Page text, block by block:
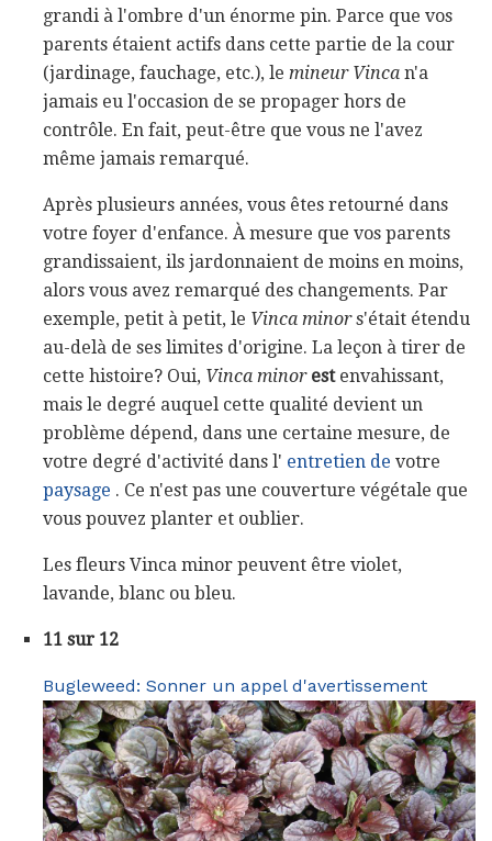
grandi à l'ombre d'un énorme pin. Parce que vos
parents étaient actifs dans cette partie de la cour
(jardinage, fauchage, etc.), le mineur Vinca n'a
jamais eu l'occasion de se propager hors de
contrôle. En fait, peut-être que vous ne l'avez
même jamais remarqué.
Après plusieurs années, vous êtes retourné dans
votre foyer d'enfance. À mesure que vos parents
grandissaient, ils jardonnaient de moins en moins,
alors vous avez remarqué des changements. Par
exemple, petit à petit, le Vinca minors'était étendu
au-delà de ses limites d'origine. La leçon à tirer de
cette histoire? Oui, Vinca minor estenvahissant,
mais le degré auquel cette qualité devient un
problème dépend, dans une certaine mesure, de
votre degré d'activité dans l' entretien de votre
paysage . Ce n'est pas une couverture végétale que
vous pouvez planter et oublier.
Les fleurs Vinca minor peuvent être violet,
lavande, blanc ou bleu.
11 sur 12
Bugleweed: Sonner un appel d'avertissement